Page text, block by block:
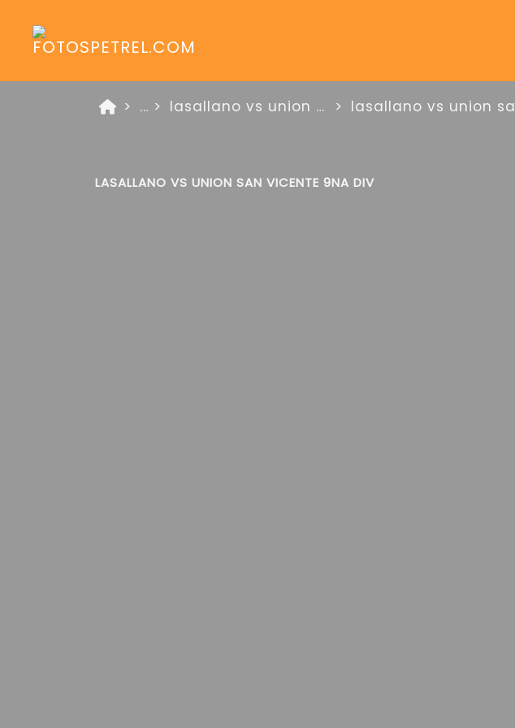
... lasallano vs union san vicente zona oro 20 de julio de 2025
LASALLANO VS UNION SAN VICENTE 9NA DIV